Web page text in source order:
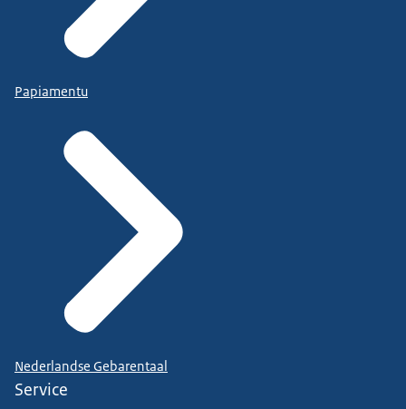
Papiamentu
Nederlandse Gebarentaal
Service